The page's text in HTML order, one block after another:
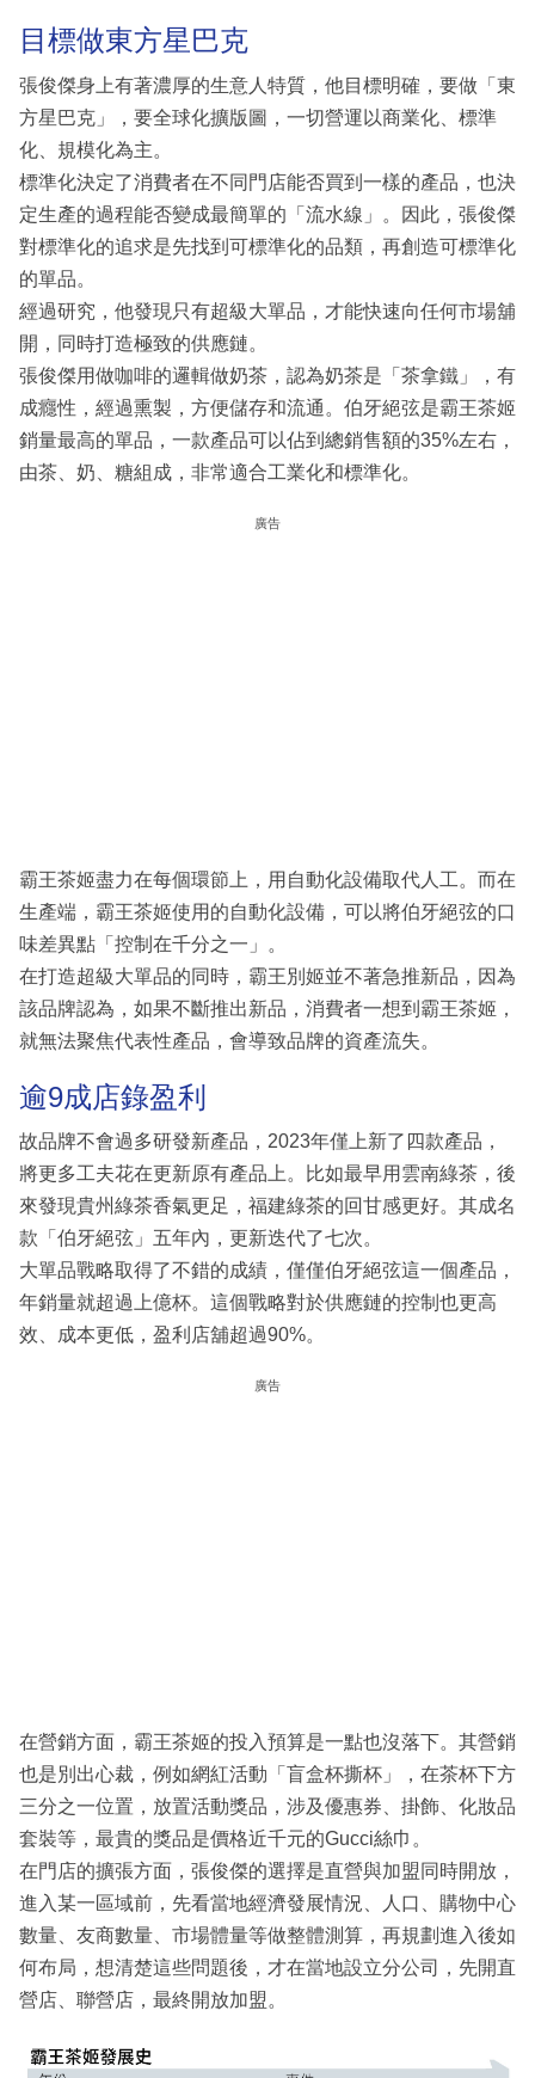
目標做東方星巴克
張俊傑身上有著濃厚的生意人特質，他目標明確，要做「東
方星巴克」，要全球化擴版圖，一切營運以商業化、標準
化、規模化為主。
標準化決定了消費者在不同門店能否買到一樣的產品，也決
定生產的過程能否變成最簡單的「流水線」。因此，張俊傑
對標準化的追求是先找到可標準化的品類，再創造可標準化
的單品。
經過研究，他發現只有超級大單品，才能快速向任何市場舖
開，同時打造極致的供應鏈。
張俊傑用做咖啡的邏輯做奶茶，認為奶茶是「茶拿鐵」，有
成癮性，經過熏製，方便儲存和流通。伯牙絕弦是霸王茶姬
銷量最高的單品，一款產品可以佔到總銷售額的35%左右，
由茶、奶、糖組成，非常適合工業化和標準化。
廣告
霸王茶姬盡力在每個環節上，用自動化設備取代人工。而在
生產端，霸王茶姬使用的自動化設備，可以將伯牙絕弦的口
味差異點「控制在千分之一」。
在打造超級大單品的同時，霸王別姬並不著急推新品，因為
該品牌認為，如果不斷推出新品，消費者一想到霸王茶姬，
就無法聚焦代表性產品，會導致品牌的資產流失。
逾9成店錄盈利
故品牌不會過多研發新產品，2023年僅上新了四款產品，
將更多工夫花在更新原有產品上。比如最早用雲南綠茶，後
來發現貴州綠茶香氣更足，福建綠茶的回甘感更好。其成名
款「伯牙絕弦」五年內，更新迭代了七次。
大單品戰略取得了不錯的成績，僅僅伯牙絕弦這一個產品，
年銷量就超過上億杯。這個戰略對於供應鏈的控制也更高
效、成本更低，盈利店舖超過90%。
廣告
在營銷方面，霸王茶姬的投入預算是一點也沒落下。其營銷
也是別出心裁，例如網紅活動「盲盒杯撕杯」，在茶杯下方
三分之一位置，放置活動獎品，涉及優惠券、掛飾、化妝品
套裝等，最貴的獎品是價格近千元的Gucci絲巾。
在門店的擴張方面，張俊傑的選擇是直營與加盟同時開放，
進入某一區域前，先看當地經濟發展情況、人口、購物中心
數量、友商數量、市場體量等做整體測算，再規劃進入後如
何布局，想清楚這些問題後，才在當地設立分公司，先開直
營店、聯營店，最終開放加盟。